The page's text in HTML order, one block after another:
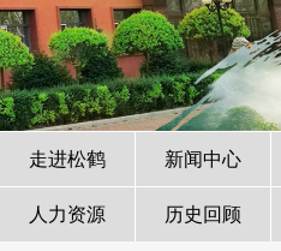
走进松鹤 新闻中心
人力资源 历史回顾